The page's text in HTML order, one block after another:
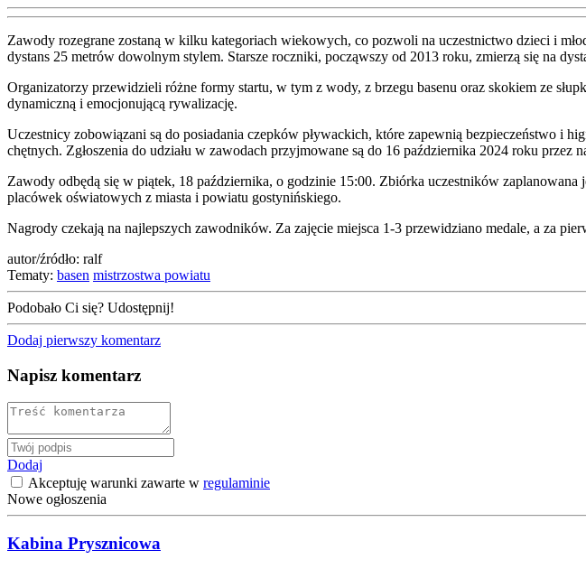
Zawody rozegrane zostaną w kilku kategoriach wiekowych, co pozwoli na uczestnictwo dzieci i
dystans 25 metrów dowolnym stylem. Starsze roczniki, począwszy od 2013 roku, zmierzą się na
Organizatorzy przewidzieli różne formy startu, w tym z wody, z brzegu basenu oraz skokiem ze
dynamiczną i emocjonującą rywalizację.
Uczestnicy zobowiązani są do posiadania czepków pływackich, które zapewnią bezpieczeństwo i
chętnych. Zgłoszenia do udziału w zawodach przyjmowane są do 16 października 2024 roku
Zawody odbędą się w piątek, 18 października, o godzinie 15:00. Zbiórka uczestników
placówek oświatowych z miasta i powiatu gostynińskiego.
Nagrody czekają na najlepszych zawodników. Za zajęcie miejsca 1-3 przewidziano medale, a za
autor/źródło: ralf
Tematy: basen mistrzostwa powiatu
Podobało Ci się? Udostępnij!
Dodaj pierwszy komentarz
Napisz komentarz
Dodaj
Akceptuję warunki zawarte w regulaminie
Nowe ogłoszenia
Kabina Prysznicowa